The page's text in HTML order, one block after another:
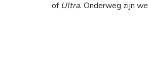
of Ultra. Onderweg zijn